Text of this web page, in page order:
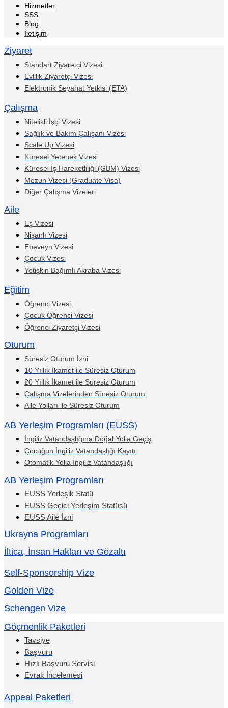
Hizmetler
SSS
Blog
İletişim
Ziyaret
Standart Ziyaretçi Vizesi
Evlilik Ziyaretçi Vizesi
Elektronik Seyahat Yetkisi (ETA)
Çalışma
Nitelikli İşçi Vizesi
Sağlık ve Bakım Çalışanı Vizesi
Scale Up Vizesi
Küresel Yetenek Vizesi
Küresel İş Hareketliliği (GBM) Vizesi
Mezun Vizesi (Graduate Visa)
Diğer Çalışma Vizeleri
Aile
Eş Vizesi
Nişanlı Vizesi
Ebeveyn Vizesi
Çocuk Vizesi
Yetişkin Bağımlı Akraba Vizesi
Eğitim
Öğrenci Vizesi
Çocuk Öğrenci Vizesi
Öğrenci Ziyaretçi Vizesi
Oturum
Süresiz Oturum İzni
10 Yıllık İkamet ile Süresiz Oturum
20 Yıllık İkamet ile Süresiz Oturum
Çalışma Vizelerinden Süresiz Oturum
Aile Yolları ile Süresiz Oturum
AB Yerleşim Programları (EUSS)
İngiliz Vatandaşlığına Doğal Yolla Geçiş
Çocuğun İngiliz Vatandaşlığı Kayıtı
Otomatik Yolla İngiliz Vatandaşlığı
AB Yerleşim Programları
EUSS Yerleşik Statü
EUSS Geçici Yerleşim Statüsü
EUSS Aile İzni
Ukrayna Programları
İltica, İnsan Hakları ve Gözaltı
Self-Sponsorship Vize
Golden Vize
Schengen Vize
Göçmenlik Paketleri
Tavsiye
Başvuru
Hızlı Başvuru Servisi
Evrak İncelemesi
Appeal Paketleri